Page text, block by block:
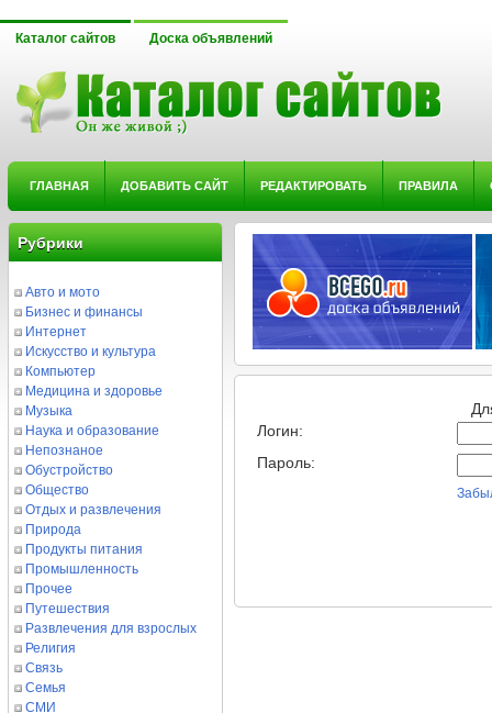
Каталог сайтов Доска объявлений
ГЛАВНАЯ ДОБАВИТЬ САЙТ РЕДАКТИРОВАТЬ ПРАВИЛА
Рубрики
Авто и мото
Бизнес и финансы
Интернет
Искусство и культура
Компьютер
Медицина и здоровье
Музыка
Наука и образование
Непознаное
Обустройство
Общество
Отдых и развлечения
Природа
Продукты питания
Промышленность
Прочее
Путешествия
Развлечения для взрослых
Религия
Связь
Семья
СМИ
Логин:
Пароль: